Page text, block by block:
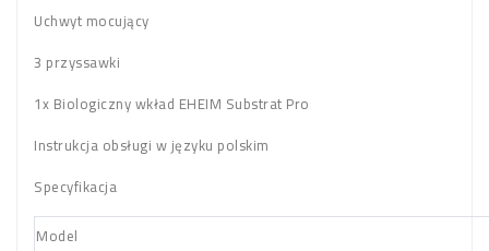
Uchwyt mocujący
3 przyssawki
1x Biologiczny wkład EHEIM Substrat Pro
Instrukcja obsługi w języku polskim
Specyfikacja
Model